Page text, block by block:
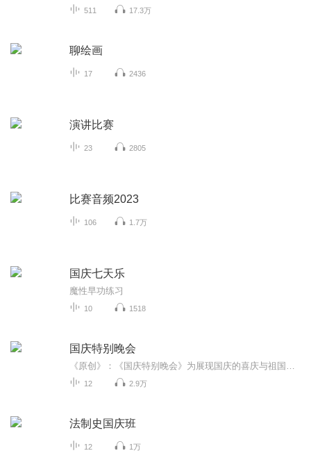
511 17.3万
聊绘画
17 2436
演讲比赛
23 2805
比赛音频2023
106 1.7万
国庆七天乐
魔性早功练习
10 1518
国庆特别晚会
12 2.9万
法制史国庆班
12 1万